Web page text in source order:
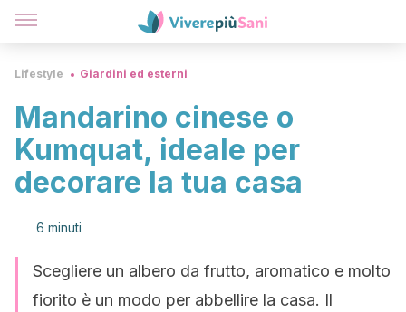
Lifestyle Giardini ed esterni
Mandarino cinese o
Kumquat, ideale per
decorare la tua casa
6 minuti
Scegliere un albero da frutto, aromatico e molto
fiorito è un modo per abbellire la casa. Il